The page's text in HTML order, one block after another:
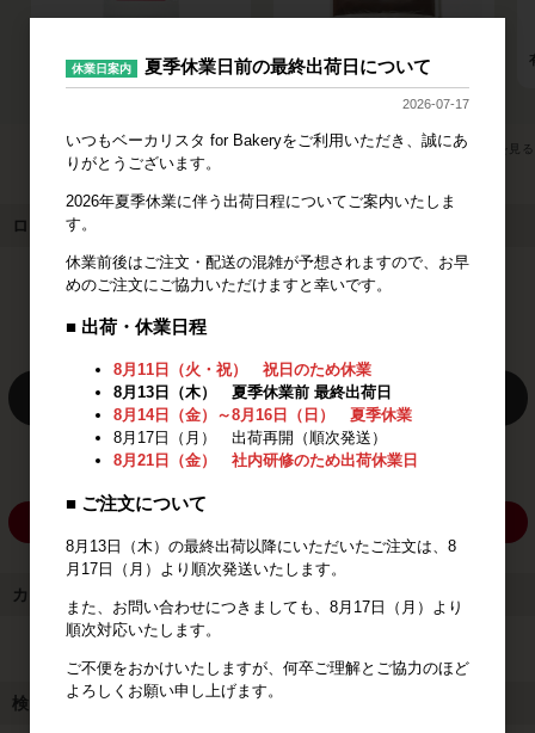
ビーツパウダー バンホーテン ココアパウダー
すべてのおすすめ商品を見る
ログイン
メールアドレス
パスワード
ログイン
パスワードをお忘れの方
カート
検索
休業日案内 夏季休業日前の最終出荷日について
2026-07-17
いつもベーカリスタ for Bakeryをご利用いただき、誠にあ
りがとうございます。
2026年夏季休業に伴う出荷日程についてご案内いたしま
す。
休業前後はご注文・配送の混雑が予想されますので、お早
めのご注文にご協力いただけますと幸いです。
■ 出荷・休業日程
8月11日（火・祝） 祝日のため休業
8月13日（木） 夏季休業前 最終出荷日
8月14日（金）～8月16日（日） 夏季休業
8月17日（月） 出荷再開（順次発送）
8月21日（金） 社内研修のため出荷休業日
■ ご注文について
8月13日（木）の最終出荷以降にいただいたご注文は、8
月17日（月）より順次発送いたします。
また、お問い合わせにつきましても、8月17日（月）より
順次対応いたします。
ご不便をおかけいたしますが、何卒ご理解とご協力のほど
よろしくお願い申し上げます。